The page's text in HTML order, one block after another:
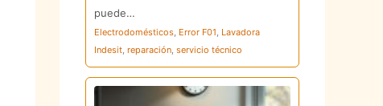
puede…
Electrodomésticos, Error F01, Lavadora
Indesit, reparación, servicio técnico